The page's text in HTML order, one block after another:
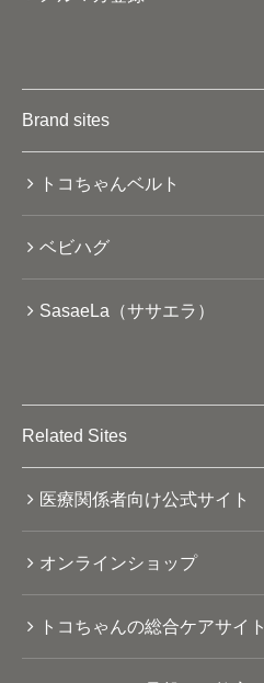
Brand sites
トコちゃんベルト
ベビハグ
SasaeLa（ササエラ）
Related Sites
医療関係者向け公式サイト
オンラインショップ
トコちゃんの総合ケアサイト